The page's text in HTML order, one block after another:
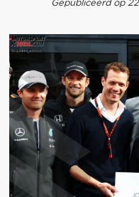
Gepubliceerd op